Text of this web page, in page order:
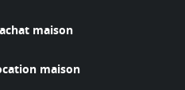
maison
maison